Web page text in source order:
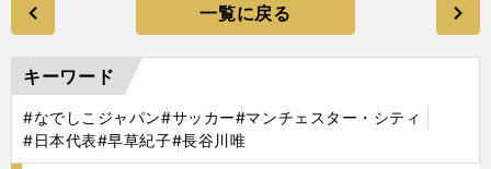
一覧に戻る
キーワード
#なでしこジャパン#サッカー#マンチェスター・シティ
#日本代表#早草紀子#長谷川唯